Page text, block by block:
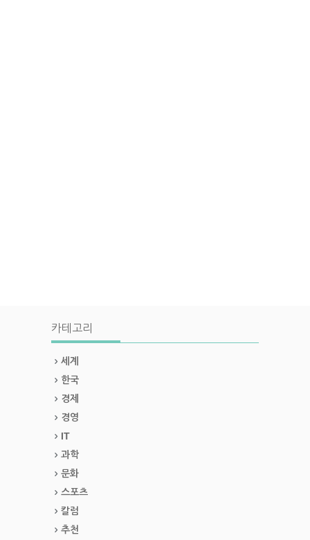
카테고리
세계
한국
경제
경영
IT
과학
문화
스포츠
칼럼
추천